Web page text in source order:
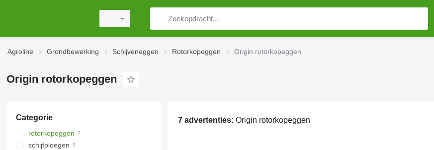
Agroline Grondbewerking Schijveneggen Rotorkopeggen Origin rotorkopeggen
Origin rotorkopeggen
Categorie
rotorkopeggen
schijfploegen
7 advertenties: Origin rotorkopeggen